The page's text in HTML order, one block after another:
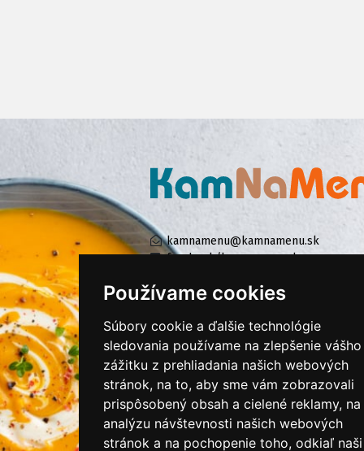
Používame cookies
Súbory cookie a ďalšie technológie
sledovania používame na zlepšenie vášho
zážitku z prehliadania našich webových
stránok, na to, aby sme vám zobrazovali
prispôsobený obsah a cielené reklamy, na
analýzu návštevnosti našich webových
stránok a na pochopenie toho, odkiaľ naši
kamnamenu@kamnamenu.sk
facebook/kamnamenu.sk
PRIHLÁSIŤ SA DO ZÁKAZNÍCKEJ ZÓNY
Všeobecné obchodné podmienky